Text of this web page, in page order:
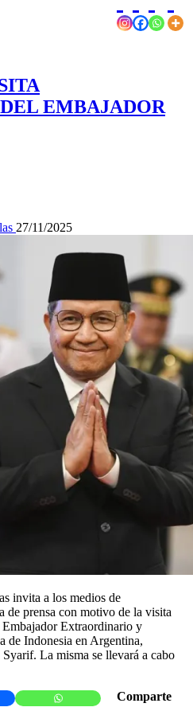
EMBAJADOR
27/11/2025
invita a los medios de
de prensa con motivo de la visita
Extraordinario y
de Indonesia en Argentina,
La misma se llevará a cabo
Comparte